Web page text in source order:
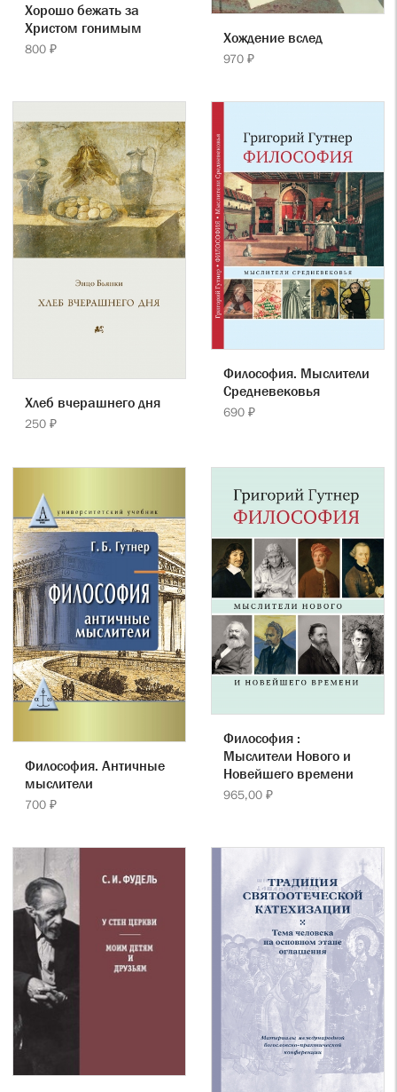
Хорошо бежать за
Христом гонимым
800 ₽
Хождение вслед
970 ₽
Хлеб вчерашнего дня
250 ₽
Философия. Мыслители
Cредневековья
690 ₽
Философия. Античные
мыслители
700 ₽
Философия :
Мыслители Нового и
Новейшего времени
965,00 ₽